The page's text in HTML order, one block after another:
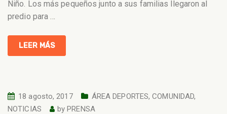
Niño. Los más pequeños junto a sus familias llegaron al
predio para
LEER MÁS
18 agosto, 2017 ÁREA DEPORTES,COMUNIDAD,
NOTICIAS
byPRENSA